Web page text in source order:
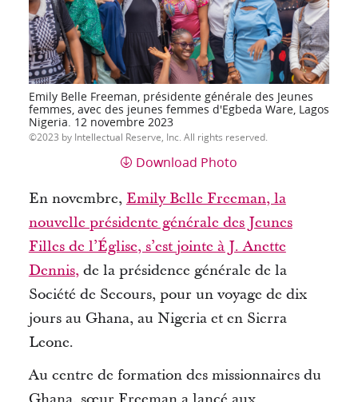
Emily Belle Freeman, présidente générale des Jeunes
femmes, avec des jeunes femmes d'Egbeda Ware, Lagos
Nigeria. 12 novembre 2023
2023 by Intellectual Reserve, Inc. All rights reserved.
Download Photo
En novembre,Emily Belle Freeman, la
nouvelle présidente générale des Jeunes
Filles de l’Église, s’est jointe à J. Anette
Dennis,de la présidence générale de la
Société de Secours, pour un voyage de dix
jours au Ghana, au Nigeria et en Sierra
Leone.
Au centre de formation des missionnaires du